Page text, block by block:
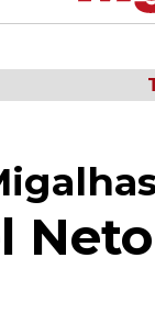
Neto